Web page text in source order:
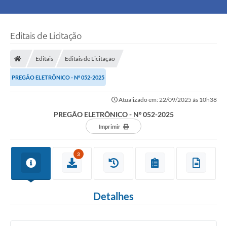
Editais de Licitação
Editais Editais de Licitação
PREGÃO ELETRÔNICO - Nº 052-2025
Atualizado em: 22/09/2025 às 10h38
PREGÃO ELETRÔNICO - Nº 052-2025
Imprimir
3
Detalhes